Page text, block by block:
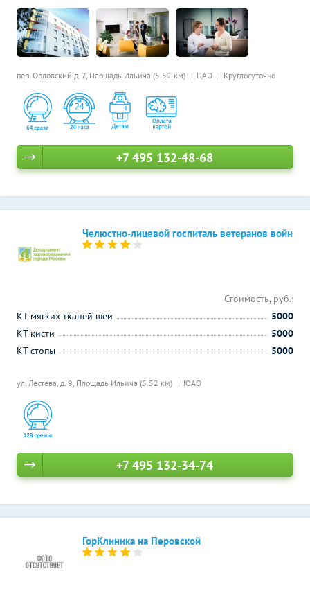
пер. Орловский д. 7, Площадь Ильича (5.52 км) ЦАО Круглосуточно
+7 495 132-48-68
Челюстно-лицевой госпиталь ветеранов войн
ул. Лестева, д. 9, Площадь Ильича (5.52 км) ЮАО
Стоимость, руб.:
КТ мягких тканей шеи
5000
КТ кисти
5000
КТ стопы
5000
+7 495 132-34-74
ГорКлиника на Перовской